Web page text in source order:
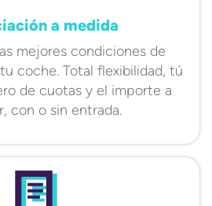
a medida
mejores condiciones de
coche. Total flexibilidad, tú
de cuotas y el importe a
con o sin entrada.